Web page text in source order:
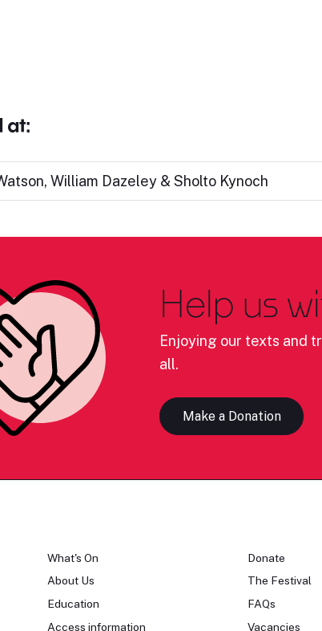
at:
William Dazeley & Sholto Kynoch
Help us
Enjoying our texts and
all.
Make a Donation
What's On
About Us
Education
Access information
Donate
The Festival
FAQs
Vacancies